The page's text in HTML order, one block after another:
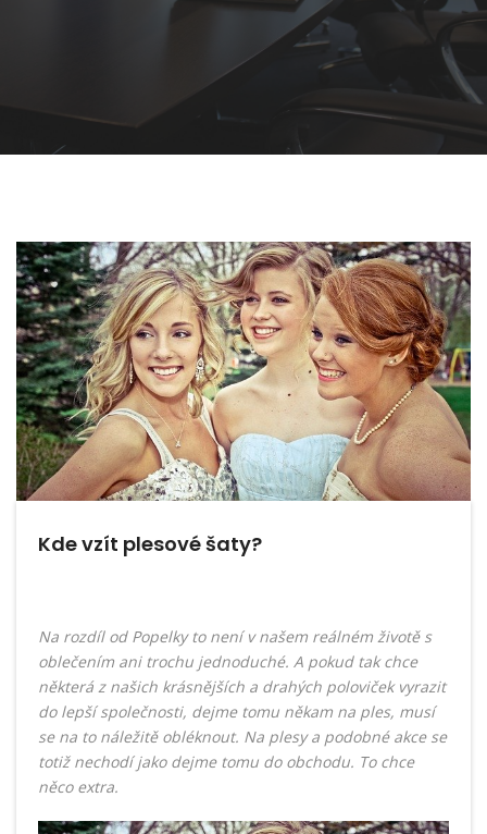
Kde vzít plesové šaty?
Na rozdíl od Popelky to není v našem reálném životě s
oblečením ani trochu jednoduché. A pokud tak chce
některá z našich krásnějších a drahých poloviček vyrazit
do lepší společnosti, dejme tomu někam na ples, musí
se na to náležitě obléknout. Na plesy a podobné akce se
totiž nechodí jako dejme tomu do obchodu. To chce
něco extra.